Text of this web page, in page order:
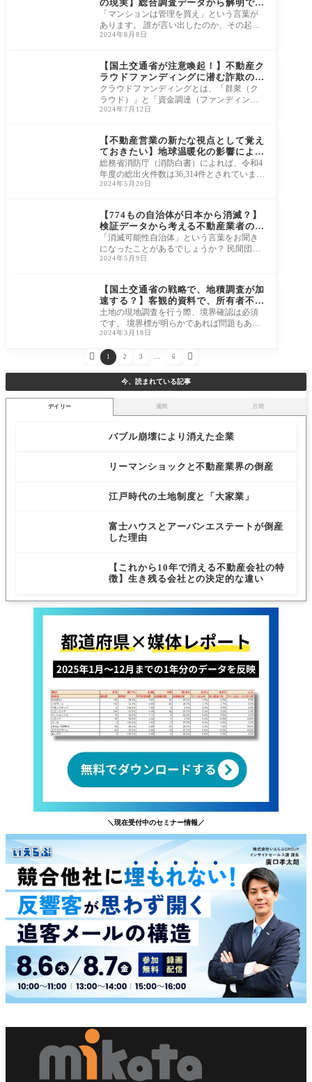
の現実】総合調査データから解明でき
る問題点と解決
「マンションは管理を買え」という言葉が
あります。 誰が言い出したのか、その起源
は明確ではありませんが、マンションを購
2024年8月8日
【国土交通省が注意喚起！】不動産ク
ラウドファンディングに潜む詐欺の実
態
クラウドファンディングとは、「群衆（ク
ラウド）」と「資金調達（ファンディン
グ）」を組み合わせた造語です。 具体的に
2024年7月12日
【不動産営業の新たな視点として覚え
ておきたい】地球温暖化の影響による
火災保険料値上げについて
総務省消防庁（消防白書）によれば、令和4
年度の総出火件数は36,314件とされていま
す。そのうち、建物の火災件数は20,167件で
2024年5月20日
【774もの自治体が日本から消滅？】
検証データから考える不動産業者の役
割
「消滅可能性自治体」という言葉をお聞き
になったことがあるでしょうか？ 民間団体
である「人口戦略会議」が、4月24日に分析
2024年5月9日
【国土交通省の戦略で、地積調査が加
速する？】客観的資料で、所有者不明
でも地積が確定されていくメリット
土地の現地調査を行う際、境界確認は必須
です。 境界標が明らかであれば問題もあり
ませんが、過去に測量が行われていない場
2024年3月18日
 1 2 3 … 6 
今、読まれている記事
デイリー 週間 月間
バブル崩壊により消えた企業
リーマンショックと不動産業界の倒産
江戸時代の土地制度と「大家業」
富士ハウスとアーバンエステートが倒産
した理由
【これから10年で消える不動産会社の特
徴】生き残る会社との決定的な違い
＼現在受付中のセミナー情報／